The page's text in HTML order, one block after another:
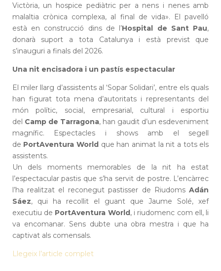
Victòria, un hospice pediàtric per a nens i nenes amb
malaltia crònica complexa, al final de vida». El pavelló
està en construcció dins de l’Hospital de Sant Pau,
donarà suport a tota Catalunya i està previst que
s’inauguri a finals del 2026.
Una nit encisadora i un pastís espectacular
El miler llarg d’assistents al ‘Sopar Solidari’, entre els quals
han figurat tota mena d’autoritats i representants del
món polític, social, empresarial, cultural i esportiu
del Camp de Tarragona, han gaudit d’un esdeveniment
magnífic. Espectacles i shows amb el segell
de PortAventura Worldque han animat la nit a tots els
assistents.
Un dels moments memorables de la nit ha estat
l’espectacular pastis que s’ha servit de postre. L’encàrrec
l’ha realitzat el reconegut pastisser de RiudomsAdán
Sáez, qui ha recollit el guant que Jaume Solé, xef
executiu de PortAventura World, i riudomenc com ell, li
va encomanar. Sens dubte una obra mestra i que ha
captivat als comensals.
Llegeix l’article complet